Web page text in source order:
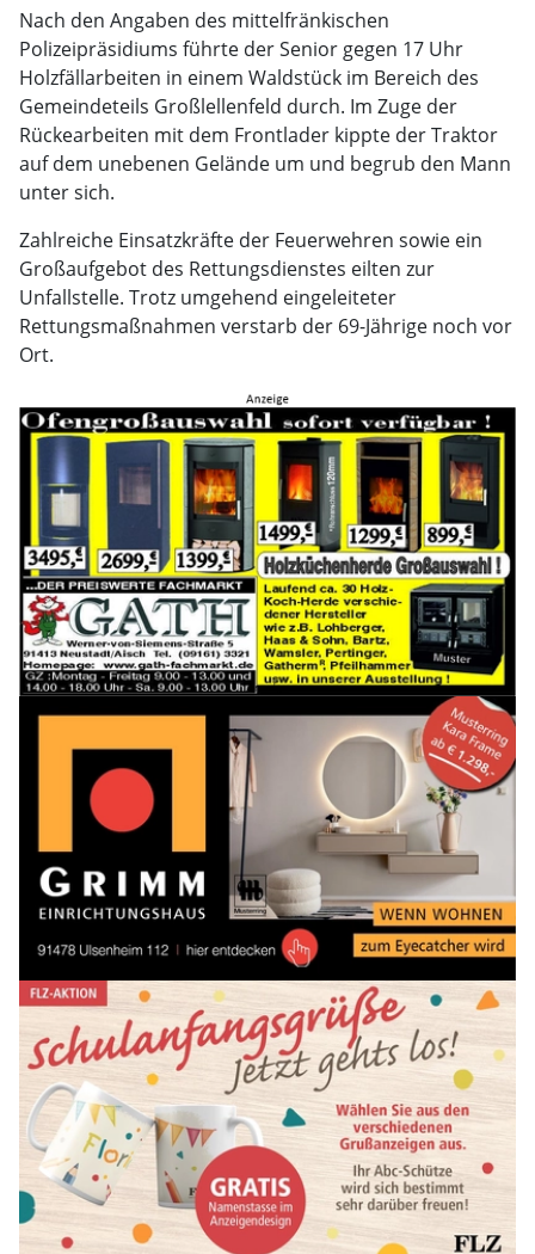
Nach den Angaben des mittelfränkischen
Polizeipräsidiums führte der Senior gegen 17 Uhr
Holzfällarbeiten in einem Waldstück im Bereich des
Gemeindeteils Großlellenfeld durch. Im Zuge der
Rückearbeiten mit dem Frontlader kippte der Traktor
auf dem unebenen Gelände um und begrub den Mann
unter sich.
Zahlreiche Einsatzkräfte der Feuerwehren sowie ein
Großaufgebot des Rettungsdienstes eilten zur
Unfallstelle. Trotz umgehend eingeleiteter
Rettungsmaßnahmen verstarb der 69-Jährige noch vor
Ort.